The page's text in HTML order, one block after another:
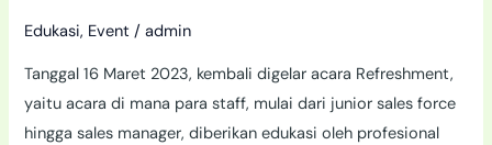
Edukasi, Event /admin
Tanggal 16 Maret 2023, kembali digelar acara Refreshment,
yaitu acara di mana para staff, mulai dari junior sales force
hingga sales manager, diberikan edukasi oleh profesional